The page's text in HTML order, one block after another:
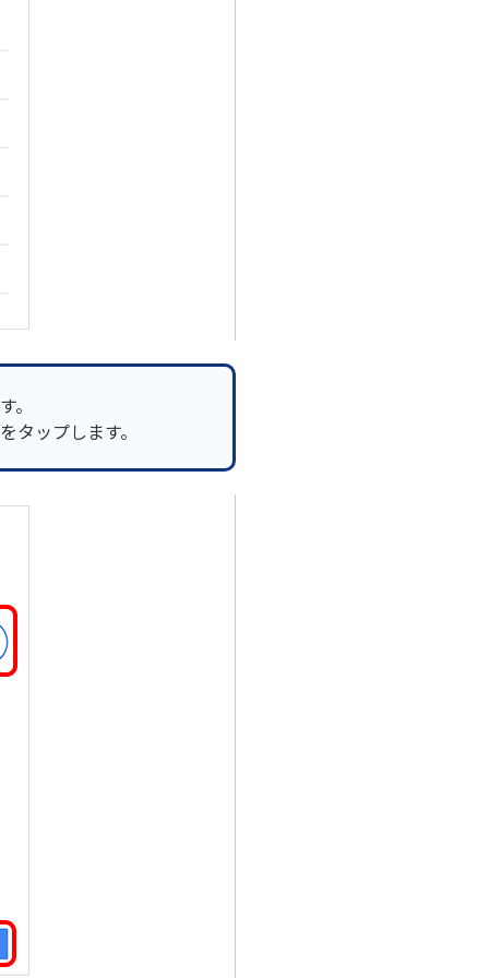
。
タップします。